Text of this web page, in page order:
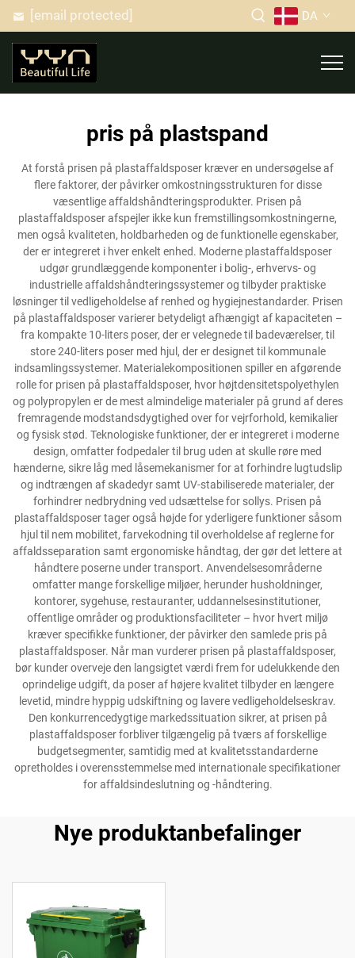
[email protected] DA
pris på plastspand
At forstå prisen på plastaffaldsposer kræver en undersøgelse af
flere faktorer, der påvirker omkostningsstrukturen for disse
væsentlige affaldshåndteringsprodukter. Prisen på
plastaffaldsposer afspejler ikke kun fremstillingsomkostningerne,
men også kvaliteten, holdbarheden og de funktionelle egenskaber,
der er integreret i hver enkelt enhed. Moderne plastaffaldsposer
udgør grundlæggende komponenter i bolig-, erhvervs- og
industrielle affaldshåndteringssystemer og tilbyder praktiske
løsninger til vedligeholdelse af renhed og hygiejnestandarder. Prisen
på plastaffaldsposer varierer betydeligt afhængigt af kapaciteten –
fra kompakte 10-liters poser, der er velegnede til badeværelser, til
store 240-liters poser med hjul, der er designet til kommunale
indsamlingssystemer. Materialekompositionen spiller en afgørende
rolle for prisen på plastaffaldsposer, hvor højtdensitetspolyethylen
og polypropylen er de mest almindelige materialer på grund af deres
fremragende modstandsdygtighed over for vejrforhold, kemikalier
og fysisk stød. Teknologiske funktioner, der er integreret i moderne
design, omfatter fodpedaler til brug uden at skulle røre med
hænderne, sikre låg med låsemekanismer for at forhindre lugtudslip
og indtrængen af skadedyr samt UV-stabiliserede materialer, der
forhindrer nedbrydning ved udsættelse for sollys. Prisen på
plastaffaldsposer tager også højde for yderligere funktioner såsom
hjul til nem mobilitet, farvekodning til overholdelse af reglerne for
affaldsseparation samt ergonomiske håndtag, der gør det lettere at
håndtere poserne under transport. Anvendelsesområderne
omfatter mange forskellige miljøer, herunder husholdninger,
kontorer, sygehuse, restauranter, uddannelsesinstitutioner,
offentlige områder og produktionsfaciliteter – hvor hvert miljø
kræver specifikke funktioner, der påvirker den samlede pris på
plastaffaldsposer. Når man vurderer prisen på plastaffaldsposer,
bør kunder overveje den langsigtet værdi frem for udelukkende den
oprindelige udgift, da poser af højere kvalitet tilbyder en længere
levetid, mindre hyppig udskiftning og lavere vedligeholdelseskrav.
Den konkurrencedygtige markedssituation sikrer, at prisen på
plastaffaldsposer forbliver tilgængelig på tværs af forskellige
budgetsegmenter, samtidig med at kvalitetsstandarderne
opretholdes i overensstemmelse med internationale specifikationer
for affaldsindeslutning og -håndtering.
Nye produktanbefalinger